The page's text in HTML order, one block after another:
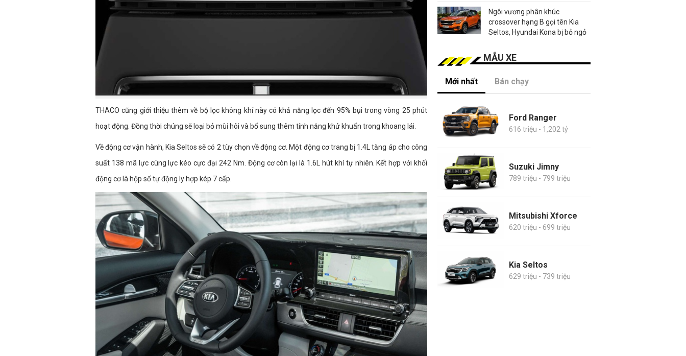
THACO cũng giới thiệu thêm về bộ lọc không khí này có khả năng lọc đến 95% bụi trong vòng 25 phút
hoạt động. Đồng thời chúng sẽ loại bỏ mùi hôi và bổ sung thêm tính năng khử khuẩn trong khoang lái.
Về động cơ vận hành, Kia Seltos sẽ có 2 tùy chọn về động cơ. Một động cơ trang bị 1.4L tăng áp cho công
suất 138 mã lực cùng lực kéo cực đại 242 Nm. Động cơ còn lại là 1.6L hút khí tự nhiên. Kết hợp với khối
động cơ là hộp số tự động ly hợp kép 7 cấp.
Ngôi vương phân khúc
crossover hạng B gọi tên Kia
Seltos, Hyundai Kona bị bỏ ngỏ
MẪU XE
Mới nhất Bán chạy
Ford Ranger
616 triệu - 1,202 tỷ
Suzuki Jimny
789 triệu - 799 triệu
Mitsubishi Xforce
620 triệu - 699 triệu
Kia Seltos
629 triệu - 739 triệu